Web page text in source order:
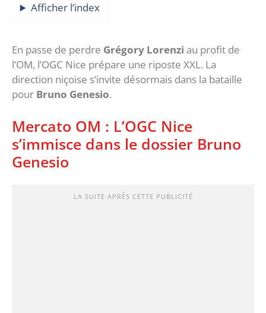
Afficher l’index
En passe de perdre Grégory Lorenzi au profit de
l’OM, l’OGC Nice prépare une riposte XXL. La
direction niçoise s’invite désormais dans la bataille
pour Bruno Genesio.
Mercato OM : L’OGC Nice
s’immisce dans le dossier Bruno
Genesio
LA SUITE APRÈS CETTE PUBLICITÉ